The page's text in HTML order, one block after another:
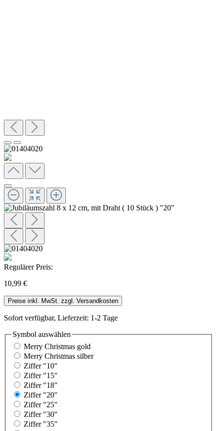
Regulärer Preis:
10,99 €
Preise inkl. MwSt. zzgl. Versandkosten
Sofort verfügbar, Lieferzeit: 1-2 Tage
Symbol auswählen
Merry Christmas gold
Merry Christmas silber
Ziffer "10"
Ziffer "15"
Ziffer "18"
Ziffer "20"
Ziffer "25"
Ziffer "30"
Ziffer "35"